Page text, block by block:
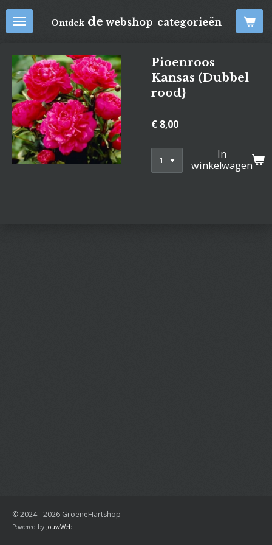
Ga
direct
hoofdinhoud
Ontdekde webshop-categorieën
Pioenroos
Kansas (Dubbel
rood}
€ 8,00
In
winkelwagen
© 2024 - 2026 GroeneHartshop
Powered by JouwWeb